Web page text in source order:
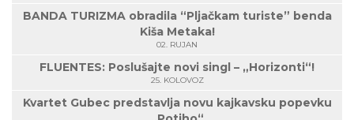
BANDA TURIZMA obradila “Pljačkam turiste” benda
Kiša Metaka!
02. RUJAN
FLUENTES: Poslušajte novi singl – „Horizonti“!
25. KOLOVOZ
Kvartet Gubec predstavlja novu kajkavsku popevku